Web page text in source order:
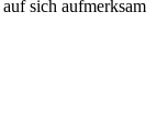
sich aufmerksam